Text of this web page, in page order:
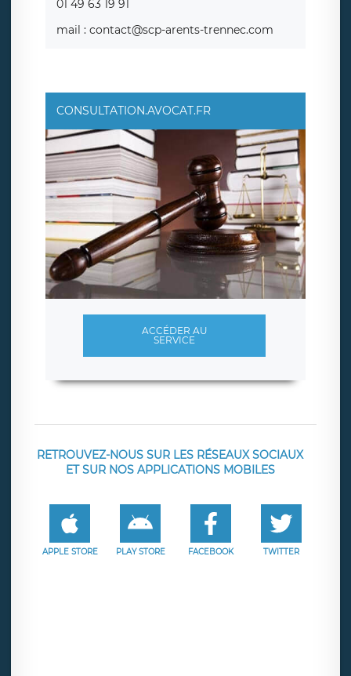
01 49 63 19 91
mail : contact@scp-arents-trennec.com
CONSULTATION.AVOCAT.FR
ACCÉDER AU
SERVICE
RETROUVEZ-NOUS SUR LES RÉSEAUX SOCIAUX
ET SUR NOS APPLICATIONS MOBILES
APPLE STORE PLAY STORE FACEBOOK TWITTER